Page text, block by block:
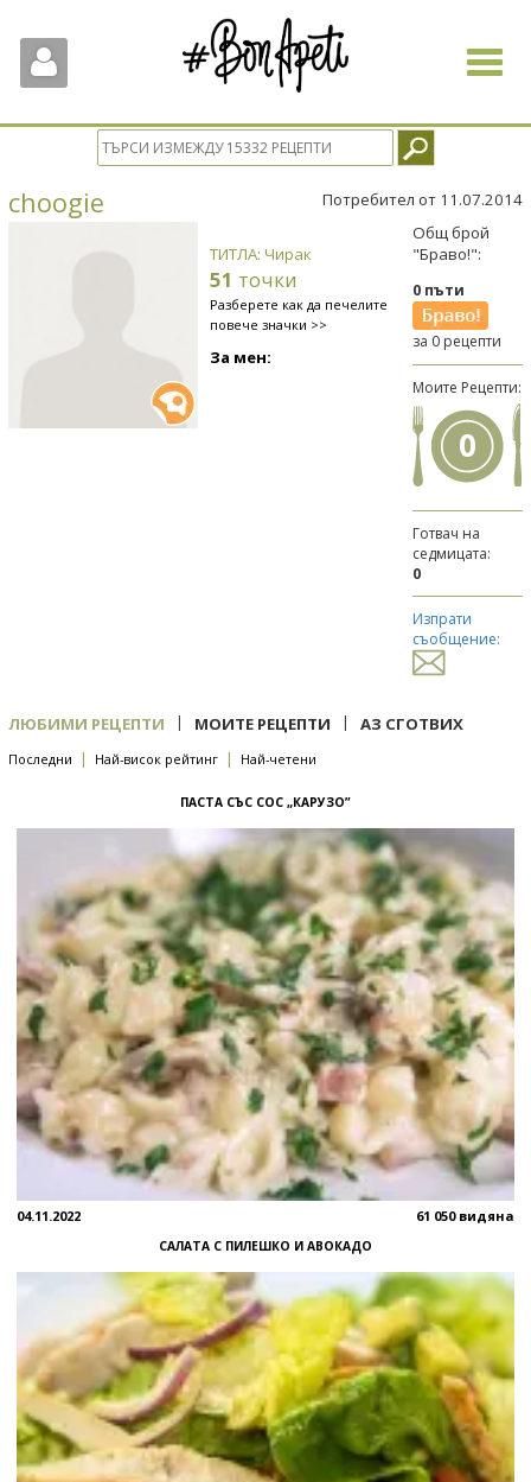
Toggle
choogie Потребител от 11.07.2014
ТИТЛА: Чирак
51 точки
Разберете как да печелите
повече значки >>
За мен:
Общ брой
"Браво!":
0 пъти
за 0 рецепти
Моите Рецепти:
0
Готвач на
седмицата:
0
Изпрати
съобщение:
ЛЮБИМИ РЕЦЕПТИ | МОИТЕ РЕЦЕПТИ | АЗ СГОТВИХ
Последни | Най-висок рейтинг | Най-четени
ПАСТА СЪС СОС „КАРУЗО”
04.11.2022 61 050 видяна
САЛАТА С ПИЛЕШКО И АВОКАДО